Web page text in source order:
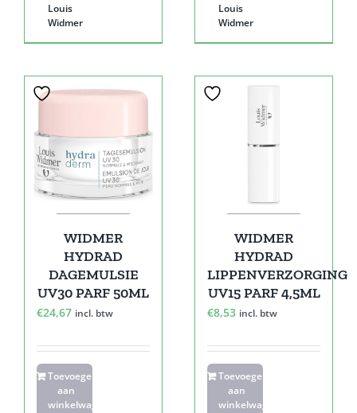
Louis
Widmer
Louis
Widmer
WIDMER
HYDRAD
DAGEMULSIE
UV30 PARF 50ML
€24,67 incl. btw
Toevoegen
aan
winkelwagen
WIDMER
HYDRAD
LIPPENVERZORGING
UV15 PARF 4,5ML
€8,53 incl. btw
Toevoegen
aan
winkelwagen